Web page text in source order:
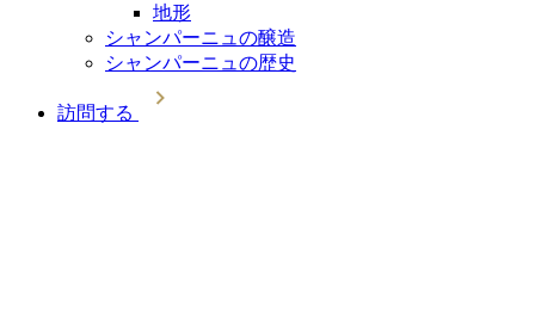
地形
シャンパーニュの醸造
シャンパーニュの歴史
訪問する